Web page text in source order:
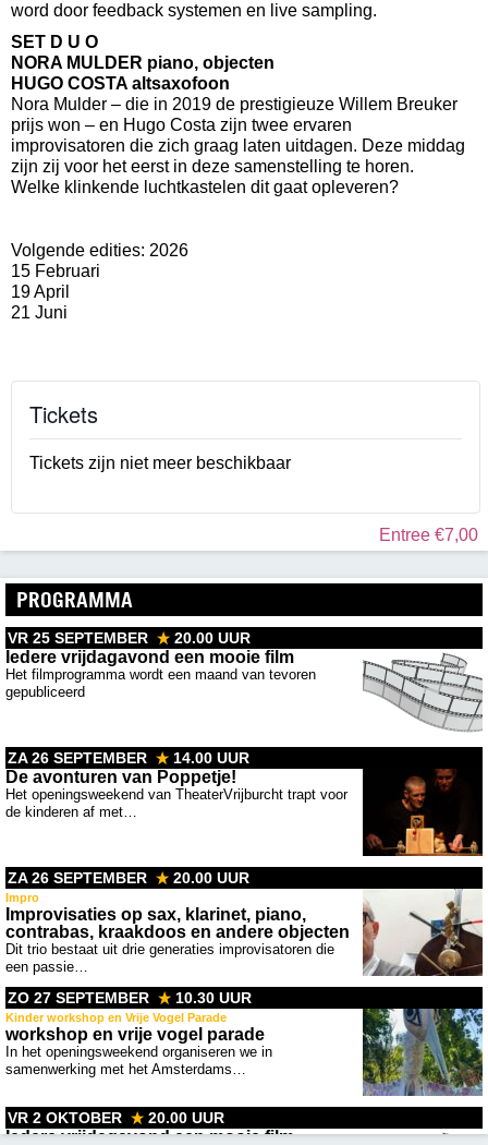
word door feedback systemen en live sampling.
SET D U O
NORA MULDER piano, objecten
HUGO COSTA altsaxofoon
Nora Mulder – die in 2019 de prestigieuze Willem Breuker
prijs won – en Hugo Costa zijn twee ervaren
improvisatoren die zich graag laten uitdagen. Deze middag
zijn zij voor het eerst in deze samenstelling te horen.
Welke klinkende luchtkastelen dit gaat opleveren?
Volgende edities: 2026
15 Februari
19 April
21 Juni
Tickets
Tickets zijn niet meer beschikbaar
Entree €7,00
PROGRAMMA
VR 25 SEPTEMBER 20.00 UUR
Iedere vrijdagavond een mooie film
Het filmprogramma wordt een maand van tevoren
gepubliceerd
ZA 26 SEPTEMBER 14.00 UUR
De avonturen van Poppetje!
Het openingsweekend van TheaterVrijburcht trapt voor
de kinderen af met…
ZA 26 SEPTEMBER 20.00 UUR
Impro
Improvisaties op sax, klarinet, piano,
contrabas, kraakdoos en andere objecten
Dit trio bestaat uit drie generaties improvisatoren die
een passie…
ZO 27 SEPTEMBER 10.30 UUR
Kinder workshop en Vrije Vogel Parade
workshop en vrije vogel parade
In het openingsweekend organiseren we in
samenwerking met het Amsterdams…
VR 2 OKTOBER 20.00 UUR
Iedere vrijdagavond een mooie film